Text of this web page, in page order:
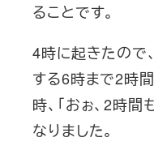
ることです。
4時に起きたので
する6時まで2時
時、「おぉ、2時
なりました。